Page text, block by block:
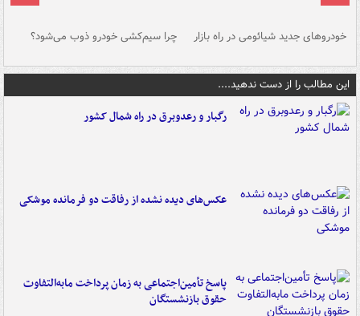
خودروهای جدید شیائومی در راه بازار چرا سیم‌کشی خودرو ذوب می‌شود؟
این مطالب را از دست ندهید....
رگبار و رعدوبرق در راه شمال کشور
عکس‌های دیده نشده از رفاقت دو فرمانده‌ موشکی
پاسخ تأمین‌اجتماعی به زمان پرداخت مابه‌التفاوت
حقوق بازنشستگان